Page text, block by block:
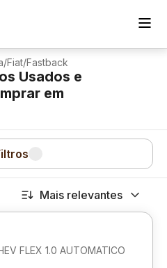
/Fiat/Fastback
Usados e
em
Mais relevantes
FLEX 1.0 AUTOMATICO